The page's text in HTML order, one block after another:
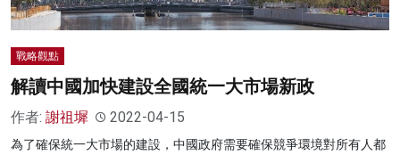
戰略觀點
解讀中國加快建設全國統一大市場新政
作者: 謝祖墀 2022-04-15
為了確保統一大市場的建設，中國政府需要確保競爭環境對所有人都